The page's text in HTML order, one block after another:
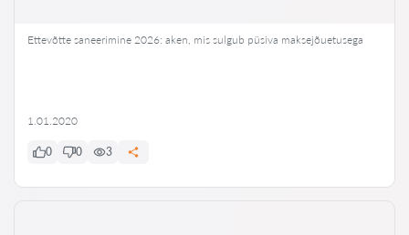
Ettevõtte saneerimine 2026: aken, mis sulgub püsiva maksejõuetusega
1.01.2020
0 0 3